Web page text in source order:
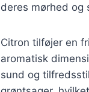
deres mørhed og
Citron tilføjer en
aromatisk
sund og